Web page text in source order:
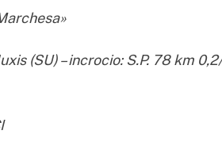
(SU) – incrocio: S.P. 78 km